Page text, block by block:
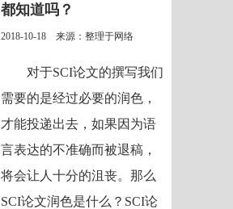
都知道吗？
2018-10-18 来源：整理于网络
对于SCI论文的撰写我们
需要的是经过必要的润色，
才能投递出去，如果因为语
言表达的不准确而被退稿，
将会让人十分的沮丧。那么
SCI论文润色是什么？SCI论